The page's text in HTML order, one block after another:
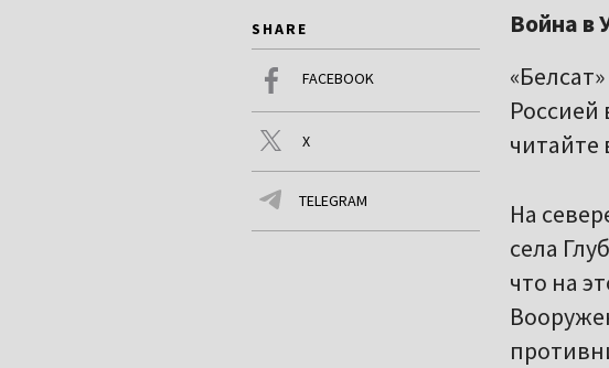
SHARE
FACEBOOK
X
TELEGRAM
Война в
Россией
читайте
На
села
что на